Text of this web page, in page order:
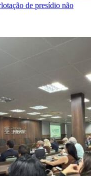
de presídio não